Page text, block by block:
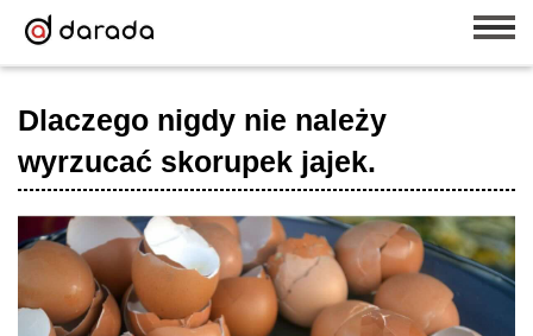
Dlaczego nigdy nie należy
wyrzucać skorupek jajek.